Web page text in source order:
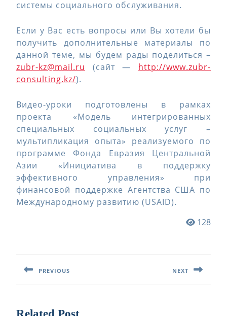
системы социального обслуживания.
Если у Вас есть вопросы или Вы хотели бы
получить дополнительные материалы по
данной теме, мы будем рады поделиться –
zubr-kz@mail.ru (сайт — http://www.zubr-
consulting.kz/).
Видео-уроки подготовлены в рамках
проекта «Модель интегрированных
специальных социальных услуг –
мультипликация опыта» реализуемого по
программе Фонда Евразия Центральной
Азии «Инициатива в поддержку
эффективного управления» при
финансовой поддержке Агентства США по
Международному развитию (USAID).
128
записям
PREVIOUS NEXT